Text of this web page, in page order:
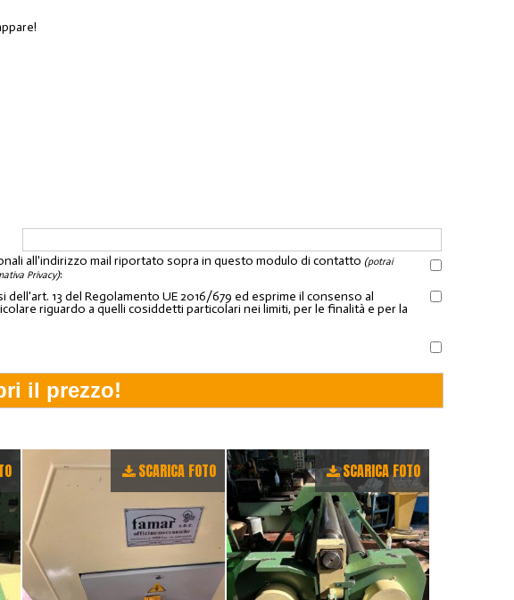
all'indirizzo mail riportato sopra in questo modulo di contatto (potrai
Privacy):
13 del Regolamento UE 2016/679 ed esprime il consenso al
riguardo a quelli cosiddetti particolari nei limiti, per le finalità e per la
SCARICA FOTO SCARICA FOTO